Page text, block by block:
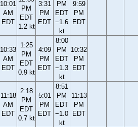
10:01
AM
EDT
PM
EDT
1.2 kt
3:31
PM
EDT
PM
EDT
−1.6
kt
9:59
PM
EDT
10:33
AM
EDT
1:25
PM
EDT
0.9 kt
4:09
PM
EDT
8:00
PM
EDT
−1.3
kt
10:32
PM
EDT
11:18
AM
EDT
2:18
PM
EDT
0.7 kt
5:01
PM
EDT
8:51
PM
EDT
−1.0
kt
11:13
PM
EDT